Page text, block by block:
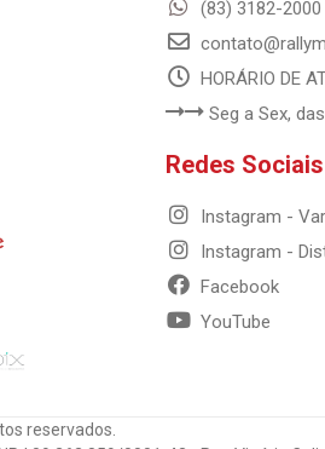
(83) 3182-
HORÁRIO DE
Seg a Sex,
Redes Sociais
Instagram -
Instagram -
Facebook
YouTube
reservados.